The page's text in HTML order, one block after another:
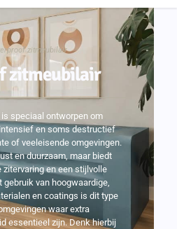
zitmeubilair
zitmeubilair
speciaal ontworpen om
en soms destructief
of veeleisende omgevingen.
en duurzaam, maar biedt
en een stijlvolle
van hoogwaardige,
en coatings is dit type
waar extra
essentieel zijn. Denk hierbij